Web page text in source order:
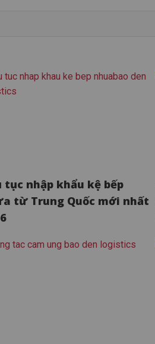
tục nhập khẩu kệ bếp
từ Trung Quốc mới nhất